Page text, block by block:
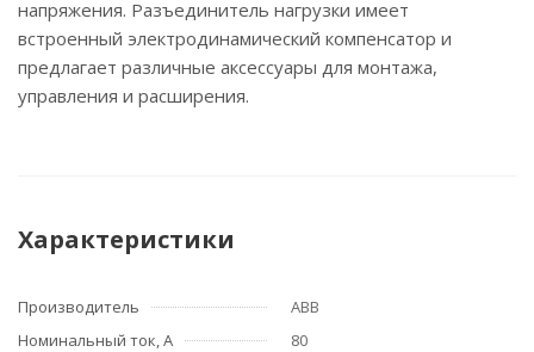
напряжения. Разъединитель нагрузки имеет
встроенный электродинамический компенсатор и
предлагает различные аксессуары для монтажа,
управления и расширения.
Характеристики
Производитель
ABB
Номинальный ток, А
80